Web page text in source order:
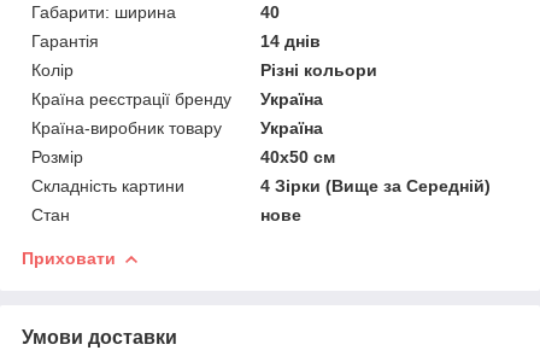
Габарити: ширина
40
Гарантія
14 днів
Колір
Різні кольори
Країна реєстрації бренду
Україна
Країна-виробник товару
Україна
Розмір
40х50 см
Складність картини
4 Зірки (Вище за Середній)
Стан
нове
Приховати
Умови доставки